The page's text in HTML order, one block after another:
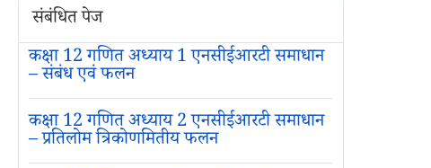
संबंधित पेज
कक्षा 12 गणित अध्याय 1 एनसीईआरटी समाधान
– संबंध एवं फलन
कक्षा 12 गणित अध्याय 2 एनसीईआरटी समाधान
– प्रतिलोम त्रिकोणमितीय फलन